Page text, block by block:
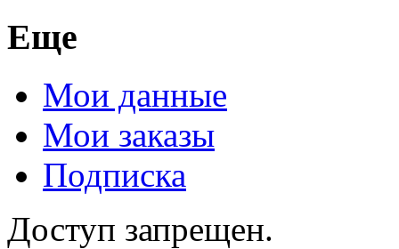
Еще
Мои данные
Мои заказы
Подписка
Доступ запрещен.